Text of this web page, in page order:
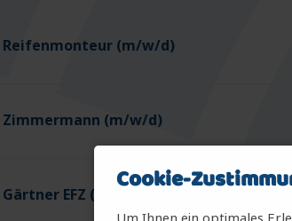
Reifenmonteur (m/w/d)
Zimmermann (m/w/d)
Gärtner EFZ (m/w/d)Cookie-